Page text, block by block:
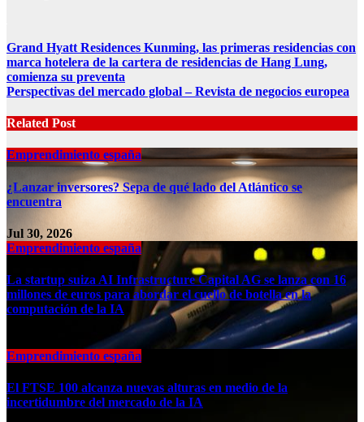
Post
navigation
Grand Hyatt Residences Kunming, las primeras residencias con
marca hotelera de la cartera de residencias de Hang Lung,
comienza su preventa
Perspectivas del mercado global – Revista de negocios europea
Related Post
Emprendimiento españa
¿Lanzar inversores? Sepa de qué lado del Atlántico se
encuentra
Jul 30, 2026
Emprendimiento españa
La startup suiza AI Infrastructure Capital AG se lanza con 16
millones de euros para abordar el cuello de botella en la
computación de la IA
Emprendimiento españa
El FTSE 100 alcanza nuevas alturas en medio de la
incertidumbre del mercado de la IA